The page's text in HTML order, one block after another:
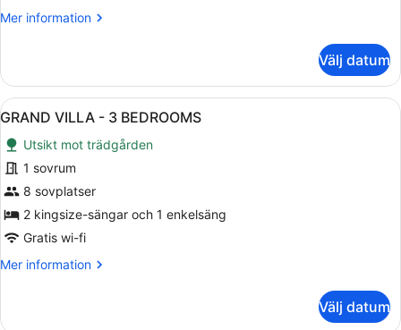
BEDROOMS
Mer information
Mer
VILLA
2
Välj datum
Öppna
alla
foton
för
GRAND
VILLA
-
BEDROOMS
En modern inredning med en
15
GRAND VILLA - 3 BEDROOMS
Utsikt mot trädgården
1 sovrum
8 sovplatser
2 kingsize-sängar och 1 enkelsäng
Gratis wi-fi
Mer information
Mer
Välj datum